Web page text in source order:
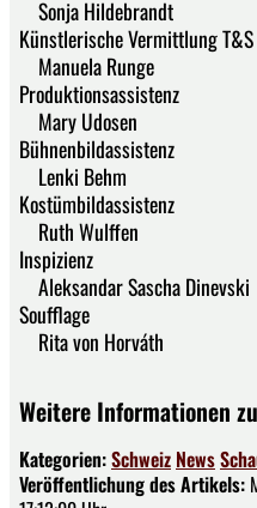
Sonja Hildebrandt
Künstlerische Vermittlung T&S
Manuela Runge
Produktionsassistenz
Mary Udosen
Bühnenbildassistenz
Lenki Behm
Kostümbildassistenz
Ruth Wulffen
Inspizienz
Aleksandar Sascha Dinevski
Soufflage
Rita von Horváth
Weitere Informationen
Kategorien:Schweiz News
Veröffentlichung des Artikels: